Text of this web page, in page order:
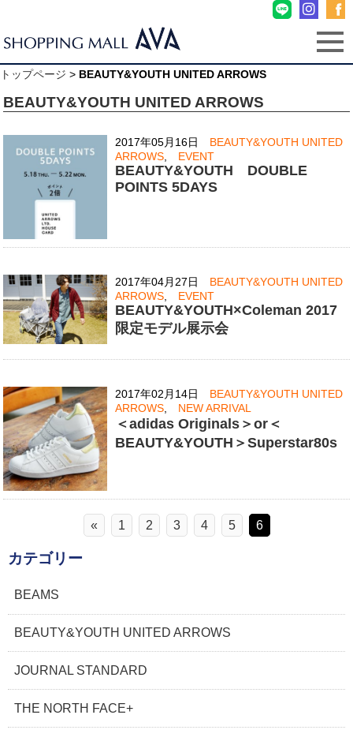
トップページ > BEAUTY&YOUTH UNITED ARROWS
BEAUTY&YOUTH UNITED ARROWS
2017年05月16日
BEAUTY&YOUTH UNITED
ARROWS
EVENT
BEAUTY&YOUTH DOUBLE
POINTS 5DAYS
2017年04月27日
BEAUTY&YOUTH UNITED
ARROWS
EVENT
BEAUTY&YOUTH×Coleman 2017
限定モデル展示会
2017年02月14日
BEAUTY&YOUTH UNITED
ARROWS, NEW ARRIVAL
＜adidas Originals＞or＜
BEAUTY&YOUTH＞Superstar80s
« 1 2 3 4 5 6
カテゴリー
BEAMS
BEAUTY&YOUTH UNITED ARROWS
JOURNAL STANDARD
THE NORTH FACE+